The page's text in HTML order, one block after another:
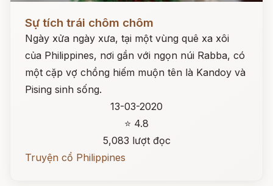
Sự tích trái chôm chôm
Ngày xửa ngày xưa, tại một vùng quê xa xôi
của Philippines, nơi gần với ngọn núi Rabba, có
một cặp vợ chồng hiếm muộn tên là Kandoy và
Pising sinh sống.
13-03-2020
⭐ 4.8
5,083 lượt đọc
Truyện cổ Philippines